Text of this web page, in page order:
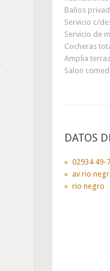
Baños
Servicio c/
Servicio de
Cocheras
Amplia
Salon
DATOS
02934 49-
av rio
rio negro